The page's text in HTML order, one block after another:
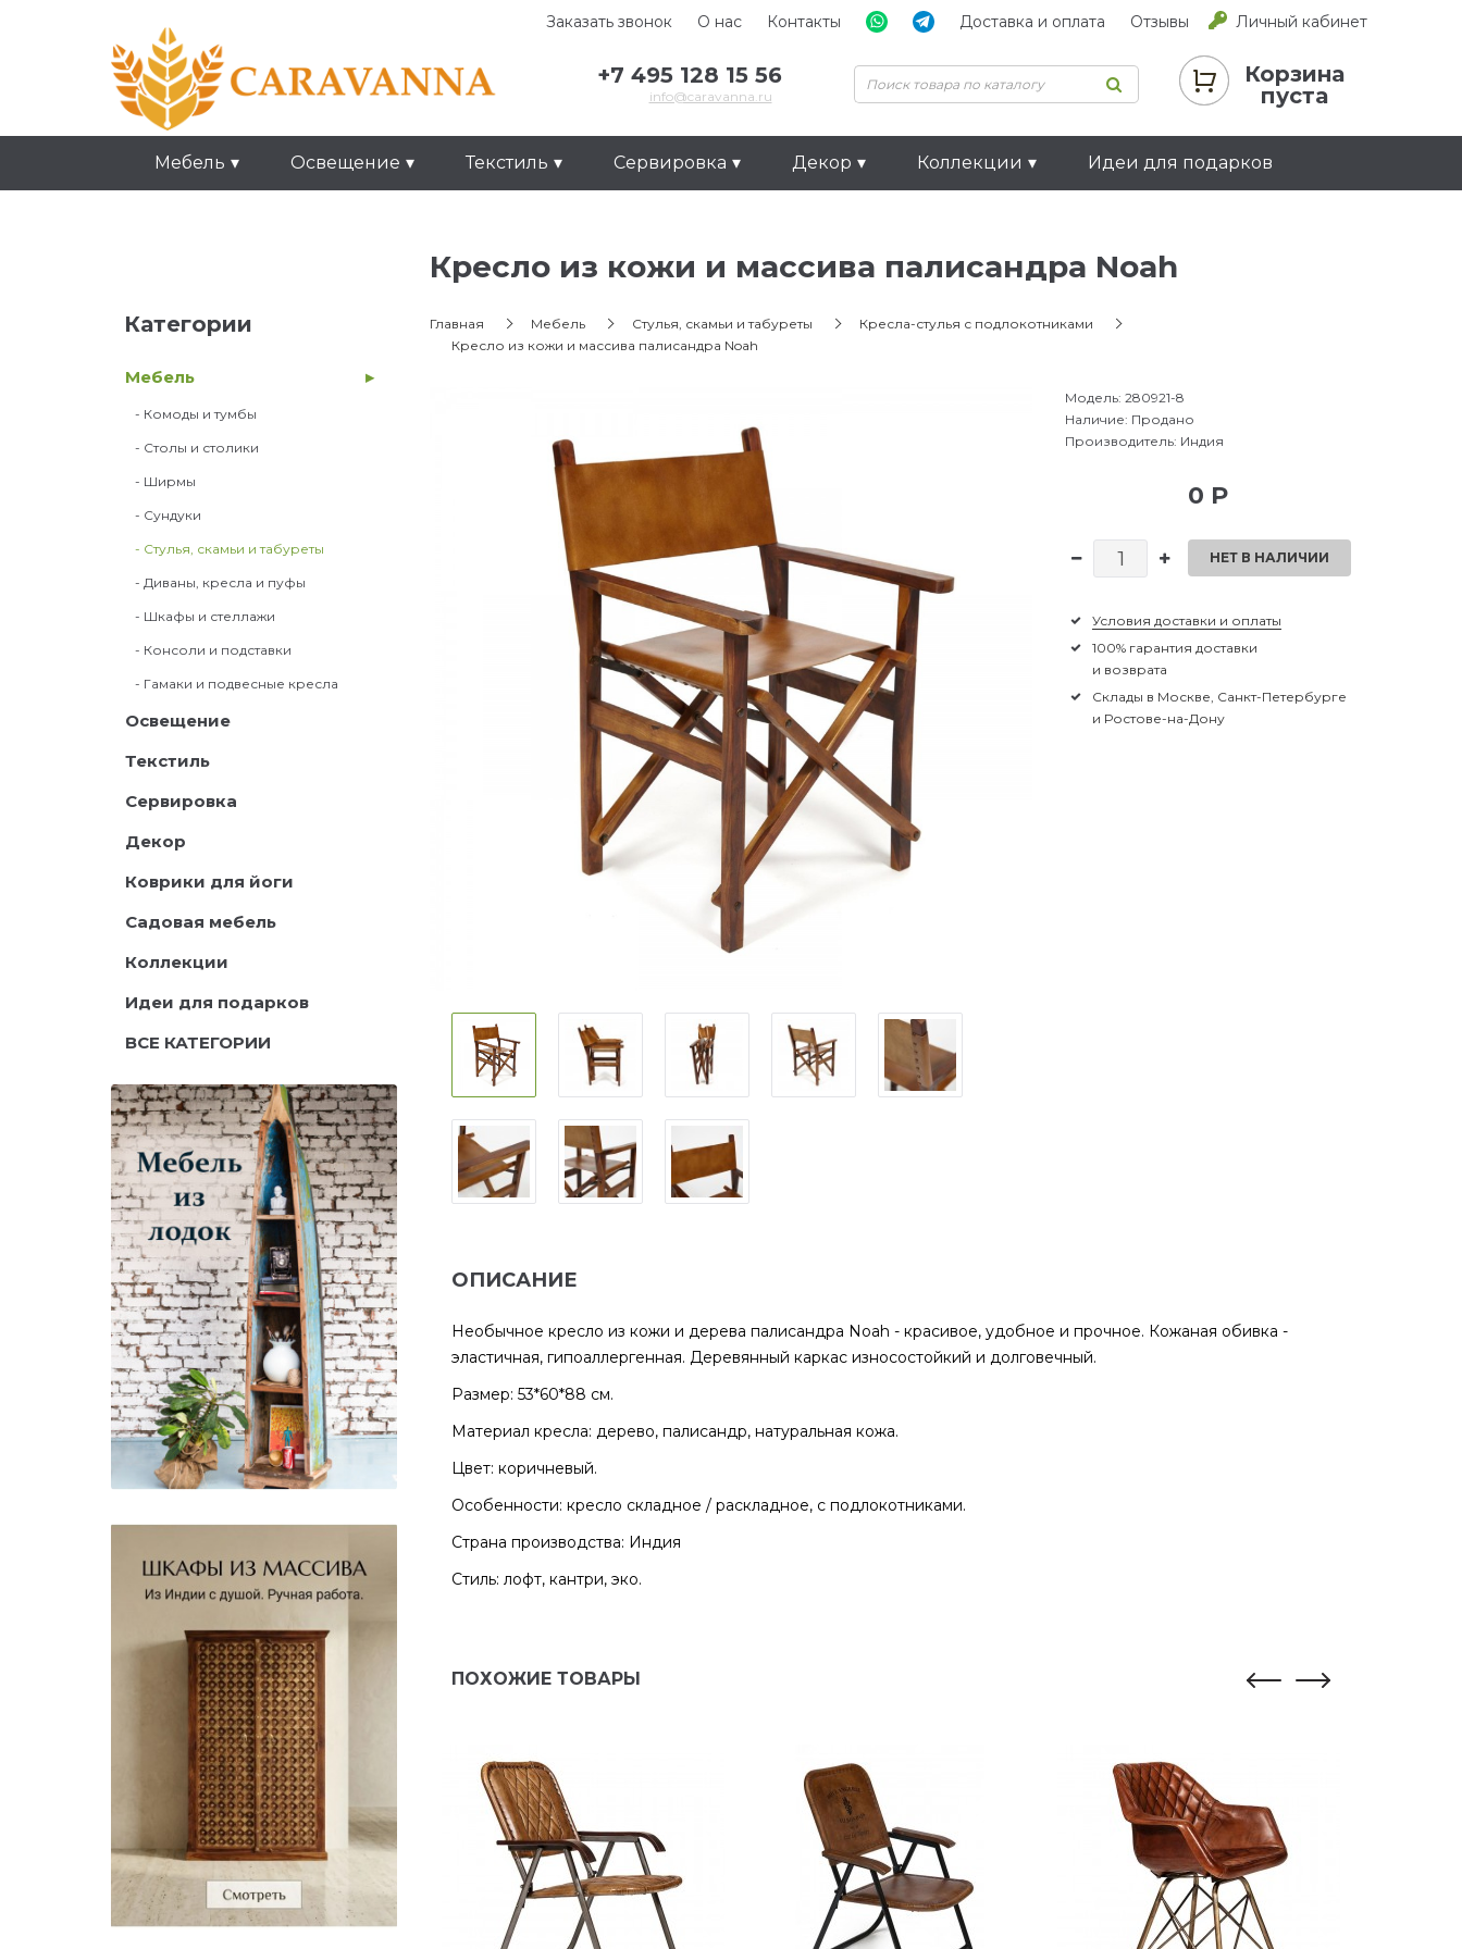
Заказать звонок О нас Контакты Доставка и оплата Отзывы Личный кабинет
+7 495 128 15 56
info@caravanna.ru
Корзина
пуста
Мебель Освещение Текстиль Сервировка Декор Коллекции Идеи для подарков
Категории
Мебель
- Комоды и тумбы
- Столы и столики
- Ширмы
- Сундуки
- Стулья, скамьи и табуреты
- Диваны, кресла и пуфы
- Шкафы и стеллажи
- Консоли и подставки
- Гамаки и подвесные кресла
Освещение
Текстиль
Сервировка
Декор
Коврики для йоги
Садовая мебель
Коллекции
Идеи для подарков
ВСЕ КАТЕГОРИИ
Кресло из кожи и массива палисандра Noah
Главная Мебель Стулья, скамьи и табуреты
Кресла-стулья с подлокотниками
Кресло из кожи и массива палисандра Noah
Модель:280921-8
Наличие: Продано
Производитель: Индия
0 Р
НЕТ В НАЛИЧИИ
Условия доставки и оплаты
100% гарантия доставки
и возврата
Склады в Москве, Санкт-Петербурге
и Ростове-на-Дону
ОПИСАНИЕ
Необычное кресло из кожи и дерева палисандра Noah - красивое, удобное и прочное. Кожаная обивка -
эластичная, гипоаллергенная. Деревянный каркас износостойкий и долговечный.
Размер: 53*60*88 см.
Материал кресла: дерево, палисандр, натуральная кожа.
Цвет: коричневый.
Особенности: кресло складное / раскладное, с подлокотниками.
Страна производства: Индия
Стиль: лофт, кантри, эко.
ПОХОЖИЕ ТОВАРЫ